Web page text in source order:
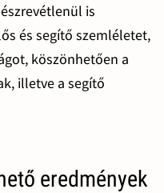
is
és segítő szemléletet,
köszönhetően a
illetve a segítő
eredmények